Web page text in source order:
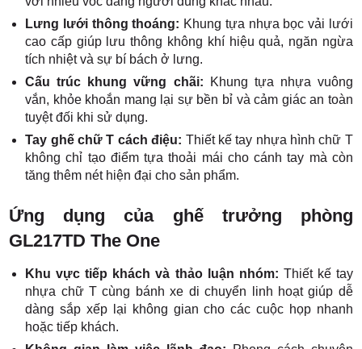
Lưng lưới thông thoáng: Khung tựa nhựa bọc vải lưới
cao cấp giúp lưu thông không khí hiệu quả, ngăn ngừa
tích nhiệt và sự bí bách ở lưng.
Cấu trúc khung vững chãi:
Khung tựa nhựa vuông
vắn, khỏe khoắn mang lại sự bền bỉ và cảm giác an toàn
tuyệt đối khi sử dụng.
Tay ghế chữ T cách điệu: Thiết kế tay nhựa hình chữ T
không chỉ tạo điểm tựa thoải mái cho cánh tay mà còn
tăng thêm nét hiện đại cho sản phẩm.
Ứng dụng của ghế trưởng phòng
GL217TD The One
Khu vực tiếp khách và thảo luận nhóm: Thiết kế tay
nhựa chữ T cùng bánh xe di chuyển linh hoạt giúp dễ
dàng sắp xếp lại không gian cho các cuộc họp nhanh
hoặc tiếp khách.